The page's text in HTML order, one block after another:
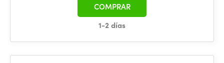
1-2 días
COMPRAR